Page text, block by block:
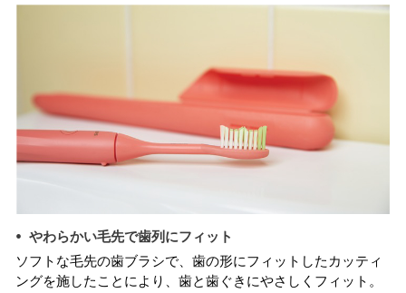
やわらかい毛先で歯列にフィット
ソフトな毛先の歯ブラシで、歯の形にフィットしたカッティ
ングを施したことにより、歯と歯ぐきにやさしくフィット。